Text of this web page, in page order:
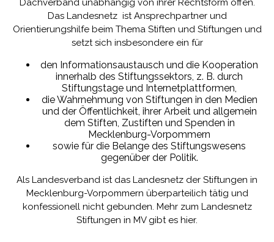
Das Landesnetz ist Ansprechpartner und
Orientierungshilfe beim Thema Stiften und Stiftungen und
setzt sich insbesondere ein für
den Informationsaustausch und die Kooperation
innerhalb des Stiftungssektors, z. B. durch
Stiftungstage und Internetplattformen,
die Wahrnehmung von Stiftungen in den Medien
und der Öffentlichkeit, ihrer Arbeit und allgemein
dem Stiften, Zustiften und Spenden in
Mecklenburg-Vorpommern
sowie für die Belange des Stiftungswesens
gegenüber der Politik.
Als Landesverband ist das Landesnetz der Stiftungen in
Mecklenburg-Vorpommern überparteilich tätig und
konfessionell nicht gebunden. Mehr zum Landesnetz
Stiftungen in MV gibt es hier.